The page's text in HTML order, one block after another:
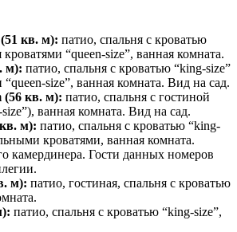
(51 кв. м): патио, спальня с кроватью
“queen-size”, ванная комната.
м): патио, спальня с кроватью “king-size”
size”, ванная комната. Вид на сад.
(56 кв. м): патио, спальня с гостиной
ванная комната. Вид на сад.
м): патио, спальня с кроватью “king-
кроватями, ванная комната.
камердинера. Гости данных номеров
м): патио, гостиная, спальня с кроватью
патио, спальня с кроватью “king-size”,